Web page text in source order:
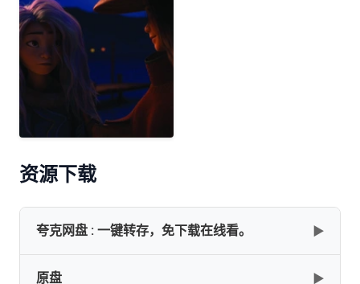
资源下载
夸克网盘 : 一键转存，免下载在线看。 ▶
原盘 ▶